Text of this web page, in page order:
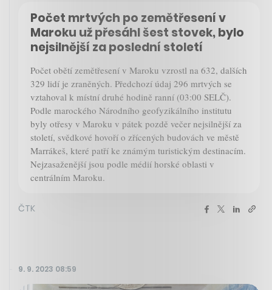
Počet mrtvých po zemětřesení v
Maroku už přesáhl šest stovek, bylo
nejsilnější za poslední století
Počet obětí zemětřesení v Maroku vzrostl na 632, dalších
329 lidí je zraněných. Předchozí údaj 296 mrtvých se
vztahoval k místní druhé hodině ranní (03:00 SELČ).
Podle marockého Národního geofyzikálního institutu
byly otřesy v Maroku v pátek pozdě večer nejsilnější za
století, svědkové hovoří o zřícených budovách ve městě
Marrákeš, které patří ke známým turistickým destinacím.
Nejzasaženější jsou podle médií horské oblasti v
centrálním Maroku.
ČTK
9. 9. 2023 08:59